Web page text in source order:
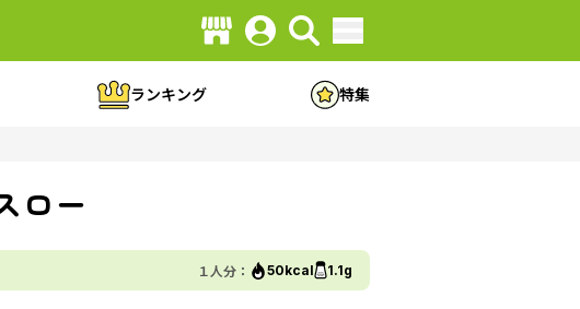
ランキング 特集
ロー
１人分： 50kcal 1.1g